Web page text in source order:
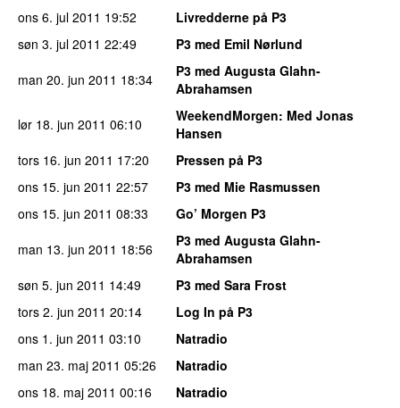
ons 6. jul 2011 19:52
Livredderne på P3
søn 3. jul 2011 22:49
P3 med Emil Nørlund
man 20. jun 2011 18:34
P3 med Augusta Glahn-
Abrahamsen
lør 18. jun 2011 06:10 WeekendMorgen: Med Jonas
Hansen
tors 16. jun 2011 17:20
Pressen på P3
ons 15. jun 2011 22:57
P3 med Mie Rasmussen
ons 15. jun 2011 08:33
Go’ Morgen P3
man 13. jun 2011 18:56
P3 med Augusta Glahn-
Abrahamsen
søn 5. jun 2011 14:49
P3 med Sara Frost
tors 2. jun 2011 20:14
Log In på P3
ons 1. jun 2011 03:10
Natradio
man 23. maj 2011 05:26
Natradio
ons 18. maj 2011 00:16
Natradio